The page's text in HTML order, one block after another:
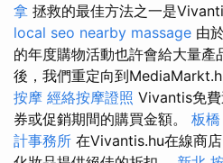
拿 拯救的最佳方法之一是
local seo nearby massage 由
的年度購物活動也許會給大量產
後，我們重定向到
按摩 經絡按摩證照 Vivantis免
券或促銷期間的購買金額。 板
計事務所 在Vivantis.hu在線商